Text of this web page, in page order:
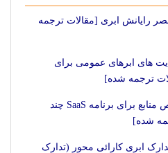
رایانش ابری [مقالات ترجمه
های ابرهای عمومی برای
ترجمه شده]
الگوریتم سیستم تخصیص منابع برای برنامه SaaS چند
شده]
ابری کارائی محور (تدارک